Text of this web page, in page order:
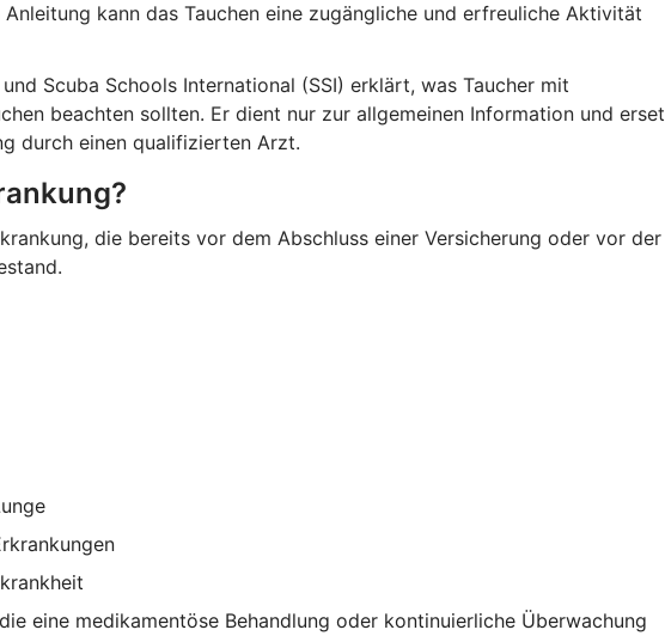
kann das Tauchen eine zugängliche und erfreuliche Aktivität
Scuba Schools International (SSI) erklärt, was Taucher mit
beachten sollten. Er dient nur zur allgemeinen Information und
durch einen qualifizierten Arzt.
die bereits vor dem Abschluss einer Versicherung oder vor der
eine medikamentöse Behandlung oder kontinuierliche Überwachung